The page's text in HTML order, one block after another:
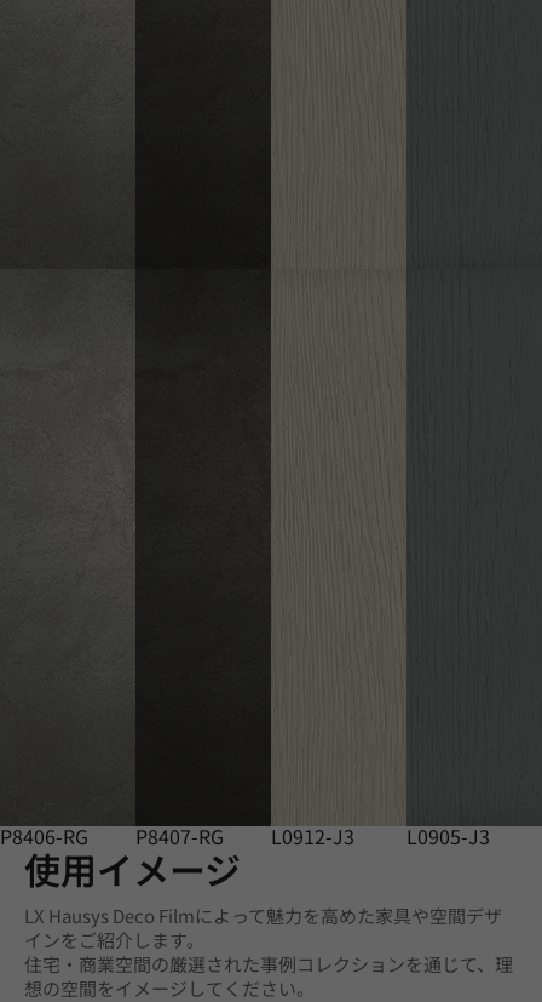
P8406-RG P8407-RG L0912-J3 L0905-J3
使用イメージ
LX Hausys Deco Filmによって魅力を高めた家具や空間デザ
インをご紹介します。
住宅・商業空間の厳選された事例コレクションを通じて、理
想の空間をイメージしてください。